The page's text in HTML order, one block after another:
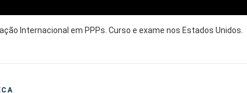
Internacional em PPPs. Curso e exame nos Estados Unidos.